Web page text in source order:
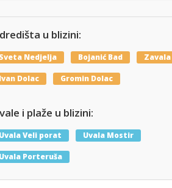
u blizini:
Nedjelja Bojanić Bad Zavala
Dolac Gromin Dolac
i plaže u blizini:
Veli porat Uvala Mostir
Porteruša